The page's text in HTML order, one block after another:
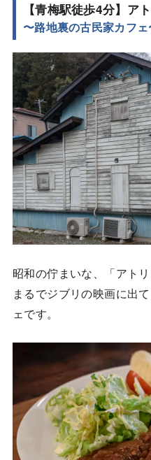
【青梅駅徒歩4分】ア
〜路地裏の古民家カフェ
昭和の佇まいな、「アトリ
まるでジブリの映画に出
ェです。